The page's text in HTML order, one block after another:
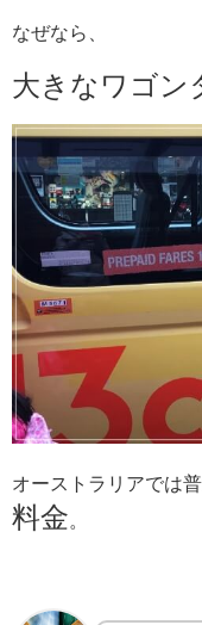
なぜなら、
大きなワゴン
オーストラリアでは
料金